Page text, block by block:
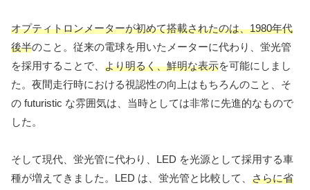
オプティトロンメーターが初めて搭載されたのは、1980年代
後半のこと。従来の電球を用いたメーターに代わり、蛍光管
を採用することで、 より明るく、鮮明な表示を可能にしまし
た。夜間走行時における視認性の向上はもちろんのこと、そ
の futuristic な雰囲気は、当時としては非常に先進的なもので
した。
そして現代、蛍光管に代わり、LED を光源として採用する車
種が増えてきました。LED は、蛍光管と比較して、 さらに省